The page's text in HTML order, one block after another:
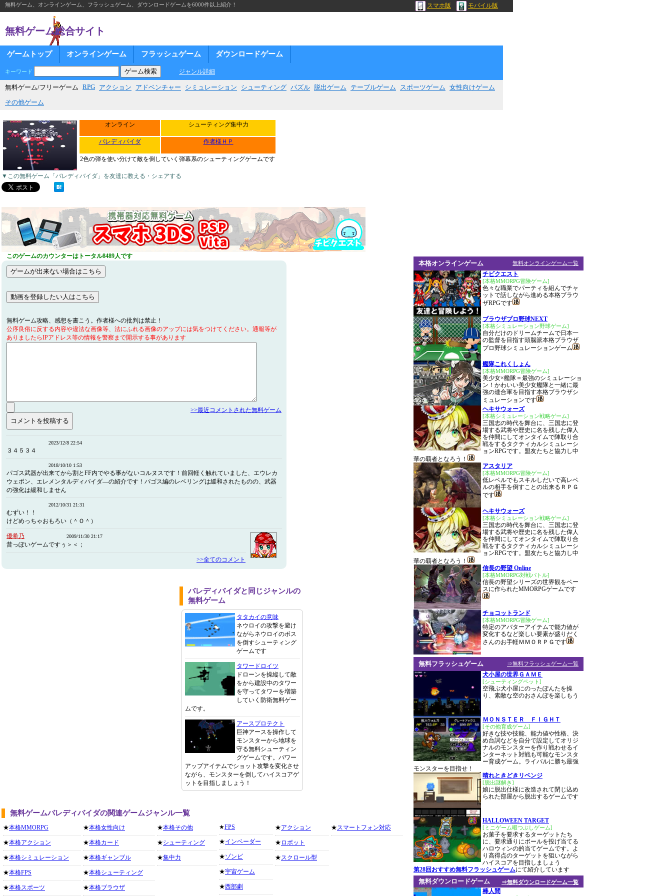
無料ゲーム、オンラインゲーム、フラッシュゲーム、ダウンロードゲームを6000件以上紹介！ スマホ版 モバイル版
無料ゲーム総合サイト
ゲームトップ オンラインゲーム フラッシュゲーム ダウンロードゲーム
キーワード ジャンル詳細
無料ゲーム/フリーゲーム RPG アクション アドベンチャー シミュレーション シューティング パズル 脱出ゲーム テーブルゲーム スポーツゲーム 女性向けゲーム
その他ゲーム
オンライン シューティング集中力
バレディバイダ 作者様ＨＰ
2色の弾を使い分けて敵を倒していく弾幕系のシューティングゲームです
▼この無料ゲーム「バレディバイダ」を友達に教える・シェアする
このゲームのカウンターはトータル8489人です
無料ゲーム攻略、感想を書こう。作者様への批判は禁止！
公序良俗に反する内容や違法な画像等、法にふれる画像のアップには気をつけてください。通報等が
ありましたらIPアドレス等の情報を警察まで開示する事があります
>>最近コメントされた無料ゲーム
2023/12/8 22:54
３４５３４
2018/10/10 1:53
パゴス武器が出来てから割とFF内でやる事がないコルヌスです！前回軽く触れていました、エウレカ
ウェポン、エレメンタルディバイダ―の紹介です！パゴス編のレベリングは緩和されたものの、武器
の強化は緩和しません
2012/10/31 21:31
むずい！！
けどめっちゃおもろい（＾Ｏ＾）
優希乃 2009/11/30 21:17
昔っぽいゲームですぅ＞＜；
>>全てのコメント
バレディバイダと同じジャンルの
無料ゲーム
タタカイの意味
ネウロイの攻撃を避け
ながらネウロイのボス
を倒すシューティング
ゲームです
タワードロイツ
ドローンを操縦して敵
をから建設中のタワー
を守ってタワーを増築
していく防衛無料ゲー
ムです。
アースプロテクト
巨神アースを操作して
モンスターから地球を
守る無料シューティン
グゲームです。パワー
アップアイテムでショット攻撃を変化させ
ながら、モンスターを倒してハイスコアゲ
ットを目指しましょう！
無料ゲームバレディバイダの関連ゲームジャンル一覧
★本格MMORPG
★本格アクション
★本格シミュレーション
★本格FPS
★本格スポーツ
★本格女性向け
★本格カード
★本格ギャンブル
★本格シューティング
★本格ブラウザ
★本格その他
★シューティング
★集中力
★FPS
★インベーダー
★ゾンビ
★宇宙ゲーム
★西部劇
★アクション
★ ロボット
★スクロール型
★スマートフォン対応
無料オンラインゲーム一覧
本格オンラインゲーム
チビクエスト
[本格MMORPG冒険ゲーム]
色々な職業でパーティを組んでチャ
ットで話しながら進める本格ブラウ
ザRPGです
ブラウザプロ野球NEXT
[本格シミュレーション野球ゲーム]
自分だけのドリームチームで日本一
の監督を目指す頭脳派本格ブラウザ
プロ野球シミュレーションゲーム
艦隊これくしょん
[本格MMORPG冒険ゲーム]
美少女×艦隊＝最強のシミュレーショ
ン！かわいい美少女艦隊と一緒に最
強の連合軍を目指す本格ブラウザシ
ミュレーションです
ヘキサウォーズ
[本格シミュレーション戦略ゲーム]
三国志の時代を舞台に、三国志に登
場する武将や歴史に名を残した偉人
を仲間にしてオンタイムで陣取り合
戦をするタクティカルシミュレーシ
ョンRPGです。盟友たちと協力し中
華の覇者となろう！
アスタリア
[本格MMORPG冒険ゲーム]
低レベルでもスキルしだいで高レベ
ルの相手を倒すことの出来るＲＰＧ
です
ヘキサウォーズ
[本格シミュレーション戦略ゲーム]
三国志の時代を舞台に、三国志に登
場する武将や歴史に名を残した偉人
を仲間にしてオンタイムで陣取り合
戦をするタクティカルシミュレーシ
ョンRPGです。盟友たちと協力し中
華の覇者となろう！
信長の野望 Online
[本格MMORPG対戦バトル]
信長の野望シリーズの世界観をベー
スに作られたMMORPGゲームです
チョコットランド
[本格MMORPG冒険ゲーム]
特定のアバターアイテムで能力値が
変化するなど楽しい要素が盛りだく
さんのお手軽ＭＭＯＲＰＧです
⇒無料フラッシュゲーム一覧
無料フラッシュゲーム
犬小屋の世界ＧＡＭＥ
[シューティングペット]
空飛ぶ犬小屋にのったぽんたを操
り、素敵な空のおさんぽを楽しもう
ＭＯＮＳＴＥＲ ＦＩＧＨＴ
[その他育成ゲーム]
好きな技や技能、能力値や性格、決
め台詞などを自分で設定してオリジ
ナルのモンスターを作り戦わせるイ
ンターネット対戦も可能なモンスタ
ー育成ゲーム。ライバルに勝ち最強
モンスターを目指せ！
晴れときどきリベンジ
[脱出謎解き]
娘に脱出仕様に改造されて閉じ込め
られた部屋から脱出するゲームです
HALLOWEEN TARGET
[ミニゲーム暇つぶしゲーム]
お菓子を要求するターゲットたち
に、要求通りにボールを投げ当てる
ハロウィンの的当てゲームです。よ
り高得点のターゲットを狙いながら
ハイスコアを目指しましょう
第28回おすすめ無料フラッシュゲームにて紹介しています
⇒無料ダウンロードゲーム一覧
無料ダウンロードゲーム
棒人間